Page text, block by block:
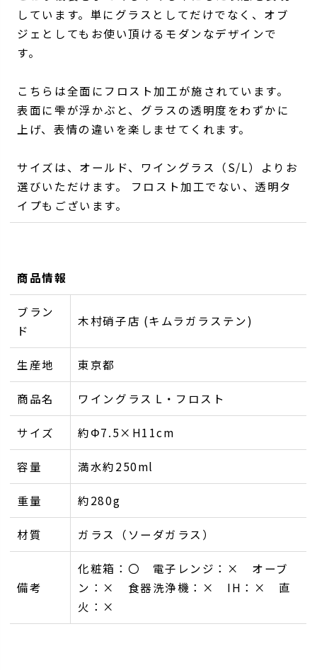
しています。単にグラスとしてだけでなく、オブ
ジェとしてもお使い頂けるモダンなデザインで
す。
こちらは全面にフロスト加工が施されています。
表面に雫が浮かぶと、グラスの透明度をわずかに
上げ、表情の違いを楽しませてくれます。
サイズは、オールド、ワイングラス（S/L）よりお
選びいただけます。 フロスト加工でない、透明タ
イプもございます。
商品情報
ブラン
ド
木村硝子店 (キムラガラステン)
生産地 東京都
商品名 ワイングラス L・フロスト
サイズ 約Φ7.5×H11cm
容量 満水約250ml
重量 約280g
材質 ガラス（ソーダガラス）
備考
化粧箱：〇 電子レンジ：× オーブ
ン：× 食器洗浄機：× IH：× 直
火：×